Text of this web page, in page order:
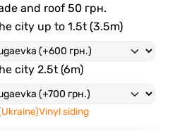
and roof 50 грн.
city up to 1.5t (3.5m)
city 2.5t (6m)
Vinyl siding